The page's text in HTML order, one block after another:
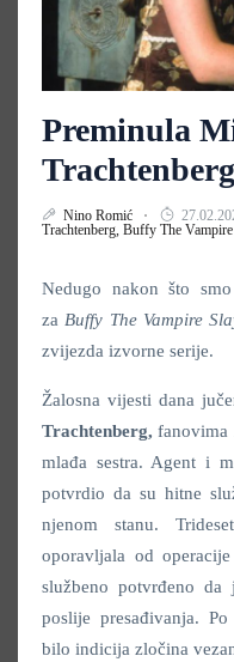
Preminula
Trachtenberg
Nino Romić
Trachtenberg, Buffy The
Nedugo nakon što
zaBuffy The Vampire
zvijezda izvorne serije.
Žalosna vijesti dana
Trachtenberg,fanovima
mlađa sestra. Agent i
potvrdio da su hitne
njenom stanu.
oporavljala od
službeno potvrđeno
poslije presađivanja.
bilo indicija zločina